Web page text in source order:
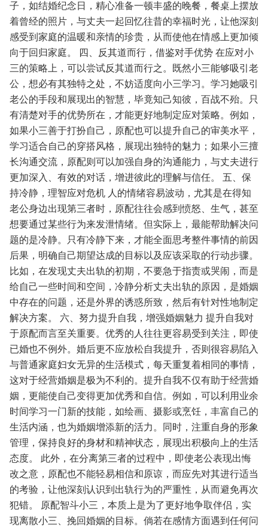
子，如结婚纪念日，精心准备一顿丰盛的晚餐，餐桌上摆放
着曾经的照片，与丈夫一起回忆往昔的幸福时光，让他深刻
感受到家庭的温暖和亲情的珍贵，从而使他在情感上更加倾
向于回归家庭。
四、反其道而行，借鉴对手优势在应对小
三的策略上，可以尝试反其道而行之。既然小三能够吸引老
公，想必有其独特之处，不妨适度向小三学习。学习她吸引
老公的手段和展现出的智慧，毕竟知己知彼，百战不殆。只
有清楚对手的优势所在，才能更好地制定应对策略。例如，
如果小三善于打扮自己，原配也可以提升自己的审美水平，
学习适合自己的穿搭风格，展现出独特的魅力；如果小三擅
长沟通交流，原配则可以加强自身的沟通能力，与丈夫进行
更加深入、有效的对话，增进彼此的理解与信任。
五、保
持冷静，理智应对危机人的情绪容易波动，尤其是在得知
老公身边出现第三者时，原配往往会感到愤怒、生气，甚至
想要通过某些行为来发泄情绪。但实际上，最能帮助解决问
题的是冷静。只有冷静下来，才能全面思考整件事情的前因
后果，明确自己期望达成的目标以及应该采取的行动步骤。
比如，在发现丈夫出轨的初期，不要急于指责或哭闹，而是
给自己一些时间和空间，冷静分析丈夫出轨的原因，是婚姻
中存在的问题，还是外界的诱惑所致，然后有针对性地制定
解决方案。
六、努力提升自我，增强婚姻魅力 提升自我对
于原配而言至关重要。优秀的人往往更容易受到关注，即使
已婚也不例外。婚后更不应放松自我提升，否则很容易陷入
与普通家庭妇女无异的生活模式，每天重复着相同的事情，
这对于经营婚姻是极为不利的。提升自我不仅有助于经营婚
姻，更能使自己变得更加优秀和自信。例如，可以利用业余
时间学习一门新的技能，如绘画、摄影或烹饪，丰富自己的
生活内涵，也为婚姻增添新的活力。同时，注重自身的形象
管理，保持良好的身材和精神状态，展现出积极向上的生活
态度。
此外，在分离第三者的过程中，即使老公表现出悔
改之意，原配也不能轻易相信和原谅，而应先对其进行适当
的考验，让他深刻认识到出轨行为的严重性，从而避免再次
犯错。
原配智斗小三，本质上是为了更好地争取伴侣，实
现离散小三、挽回婚姻的目标。倘若在感情方面遇到任何问